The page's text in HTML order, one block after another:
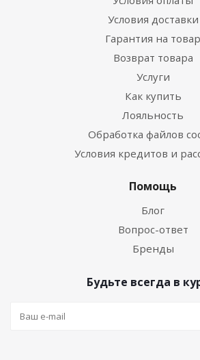
Условия доставки
Гарантия на товар
Возврат товара
Услуги
Как купить
Лояльность
Обработка файлов
Условия кредитов и
Помощь
Блог
Вопрос-ответ
Бренды
Будьте всегда в